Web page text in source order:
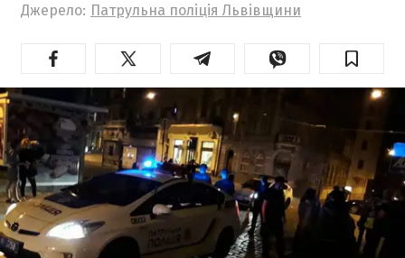
Джерело: Патрульна поліція Львівщини